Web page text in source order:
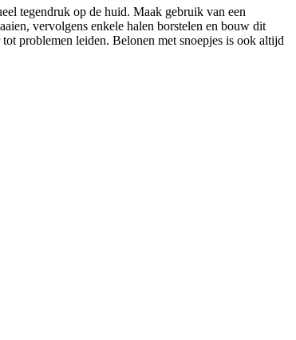
tegendruk op de huid. Maak gebruik van een
vervolgens enkele halen borstelen en bouw dit
tot problemen leiden. Belonen met snoepjes is ook altijd